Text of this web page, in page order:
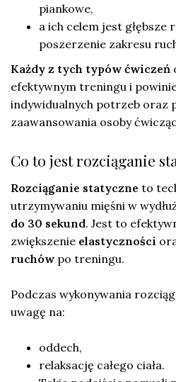
piankowe,
a ich celem jest głębsze
poszerzenie zakresu
Każdy z tych typów ćwiczeń
efektywnym treningu i
indywidualnych potrzeb oraz
zaawansowania osoby
Co to jest rozciąganie
Rozciąganie statyczne to
utrzymywaniu mięśni w
do 30 sekund. Jest to
zwiększenie elastyczności
ruchów po treningu.
Podczas wykonywania
uwagę na:
oddech,
relaksację całego ciała.